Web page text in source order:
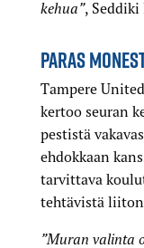
kehua”, Seddiki
PARAS
Tampere
kertoo seuran
pestistä
ehdokkaan
tarvittava
tehtävistä liiton
”Muran valinta